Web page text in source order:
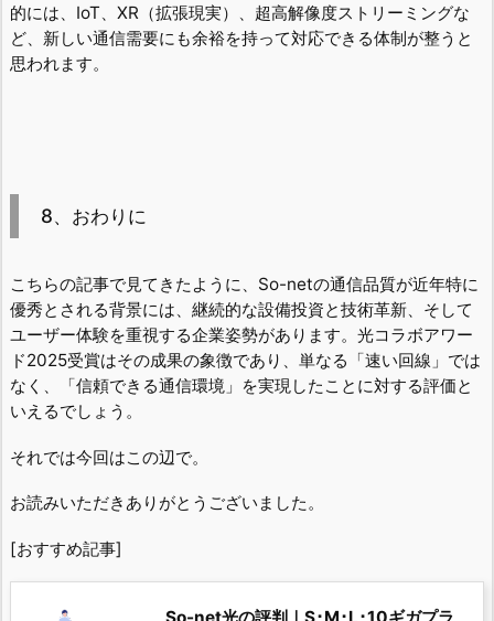
的には、IoT、XR（拡張現実）、超高解像度ストリーミングな
ど、新しい通信需要にも余裕を持って対応できる体制が整うと
思われます。
8、おわりに
こちらの記事で見てきたように、So-netの通信品質が近年特に
優秀とされる背景には、継続的な設備投資と技術革新、そして
ユーザー体験を重視する企業姿勢があります。光コラボアワー
ド2025受賞はその成果の象徴であり、単なる「速い回線」では
なく、「信頼できる通信環境」を実現したことに対する評価と
いえるでしょう。
それでは今回はこの辺で。
お読みいただきありがとうございました。
[おすすめ記事]